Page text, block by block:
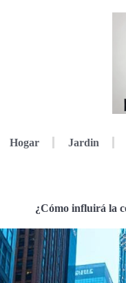
Hogar Jardin
¿Cómo influirá la